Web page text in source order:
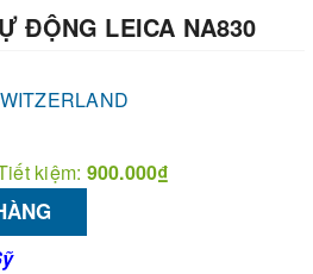
ĐỘNG LEICA NA830
kiệm: 900.000₫